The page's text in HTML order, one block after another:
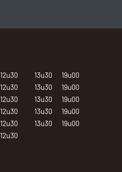
12u30 13u30
19u00
12u30 13u30
19u00
12u30 13u30
19u00
12u30 13u30
19u00
12u30 13u30
19u00
12u30